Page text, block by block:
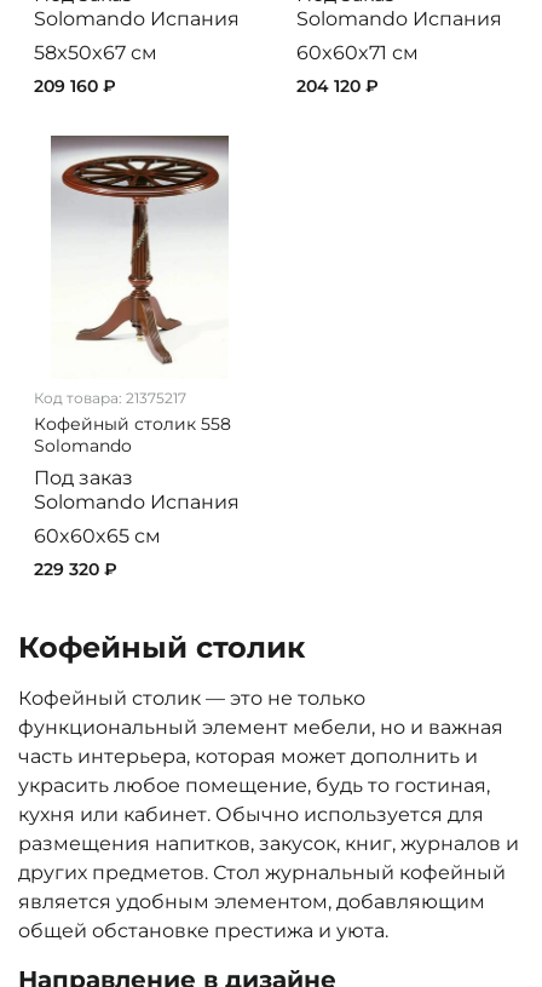
Solomando Испания
58x50x67 см
209 160 ₽
Solomando Испания
60x60x71 см
204 120 ₽
Код товара: 21375217
Кофейный столик 558
Solomando
Под заказ
Solomando Испания
60x60x65 см
229 320 ₽
Кофейный столик
Кофейный столик — это не только
функциональный элемент мебели, но и важная
часть интерьера, которая может дополнить и
украсить любое помещение, будь то гостиная,
кухня или кабинет. Обычно используется для
размещения напитков, закусок, книг, журналов и
других предметов. Стол журнальный кофейный
является удобным элементом, добавляющим
общей обстановке престижа и уюта.
Направление в дизайне